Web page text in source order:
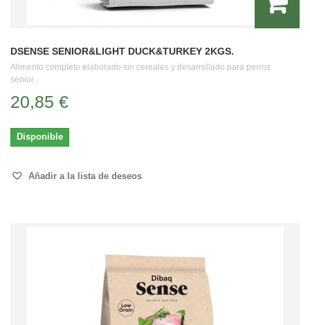
DSENSE SENIOR&LIGHT DUCK&TURKEY 2KGS.
Alimento completo elaborado sin cereales y desarrollado para perros
senior...
20,85 €
Disponible
Añadir a la lista de deseos